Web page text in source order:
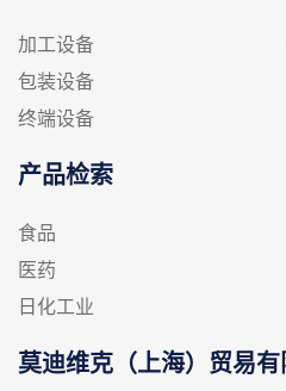
加工设备
包装设备
终端设备
产品检索
食品
医药
日化工业
莫迪维克（上海）贸易